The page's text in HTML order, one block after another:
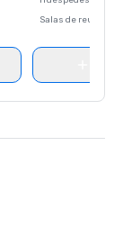
Salas de reunión